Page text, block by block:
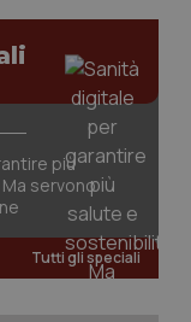
più
servono
Tutti gli speciali